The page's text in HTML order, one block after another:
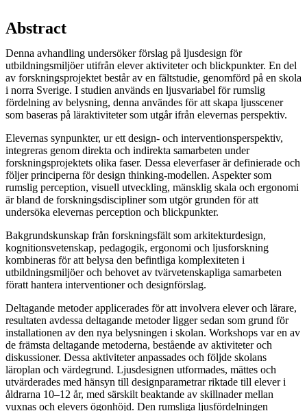
Abstract
Denna avhandling undersöker förslag på ljusdesign för
utbildningsmiljöer utifrån elever aktiviteter och blickpunkter. En del
av forskningsprojektet består av en fältstudie, genomförd på en skola
i norra Sverige. I studien används en ljusvariabel för rumslig
fördelning av belysning, denna användes för att skapa ljusscener
som baseras på läraktiviteter som utgår ifrån elevernas perspektiv.
Elevernas synpunkter, ur ett design- och interventionsperspektiv,
integreras genom direkta och indirekta samarbeten under
forskningsprojektets olika faser. Dessa eleverfaser är definierade och
följer principerna för design thinking-modellen. Aspekter som
rumslig perception, visuell utveckling, mänsklig skala och ergonomi
är bland de forskningsdiscipliner som utgör grunden för att
undersöka elevernas perception och blickpunkter.
Bakgrundskunskap från forskningsfält som arkitekturdesign,
kognitionsvetenskap, pedagogik, ergonomi och ljusforskning
kombineras för att belysa den befintliga komplexiteten i
utbildningsmiljöer och behovet av tvärvetenskapliga samarbeten
föratt hantera interventioner och designförslag.
Deltagande metoder applicerades för att involvera elever och lärare,
resultaten avdessa deltagande metoder ligger sedan som grund för
installationen av den nya belysningen i skolan. Workshops var en av
de främsta deltagande metoderna, bestående av aktiviteter och
diskussioner. Dessa aktiviteter anpassades och följde skolans
läroplan och värdegrund. Ljusdesignen utformades, mättes och
utvärderades med hänsyn till designparametrar riktade till elever i
åldrarna 10–12 år, med särskilt beaktande av skillnader mellan
vuxnas och elevers ögonhöjd. Den rumsliga ljusfördelningen